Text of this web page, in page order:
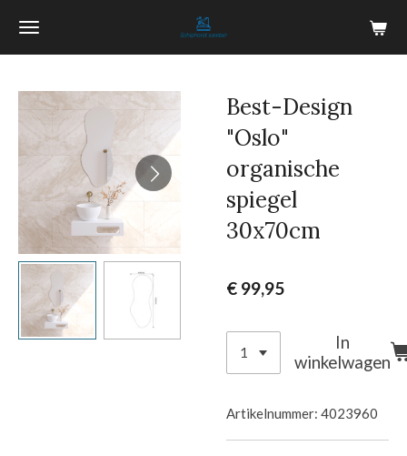
Ga
de
hoofdinhoud
Best-Design
"Oslo"
organische
spiegel
30x70cm
€ 99,95
In
winkelwagen
Artikelnummer: 4023960